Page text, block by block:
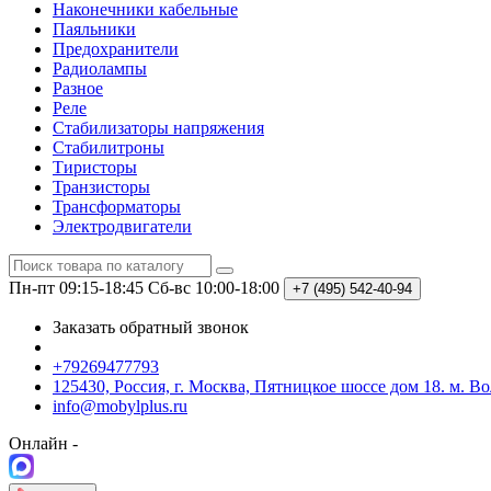
Наконечники кабельные
Паяльники
Предохранители
Радиолампы
Разное
Реле
Стабилизаторы напряжения
Стабилитроны
Тиристоры
Транзисторы
Трансформаторы
Электродвигатели
Пн-пт 09:15-18:45 Сб-вс 10:00-18:00 +7 (495) 542-40-94
Заказать обратный звонок
+79269477793
125430, Россия, г. Москва, Пятницкое шоссе дом 18. м.
info@mobylplus.ru
Онлайн -